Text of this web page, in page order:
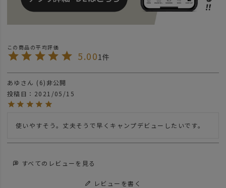
5.001
あゆ 6 非公開
投稿日
2021/05/15
使いやすそう。丈夫そうで早くキャンプデビューしたいです。
すべてのレビューを見る
レビューを書く